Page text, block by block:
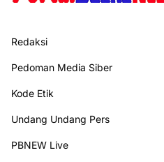
Redaksi
Pedoman Media Siber
Kode Etik
Undang Undang Pers
PBNEW Live